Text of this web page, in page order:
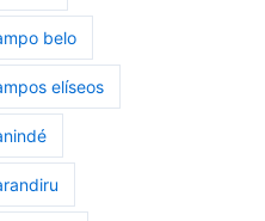
belo
elíseos